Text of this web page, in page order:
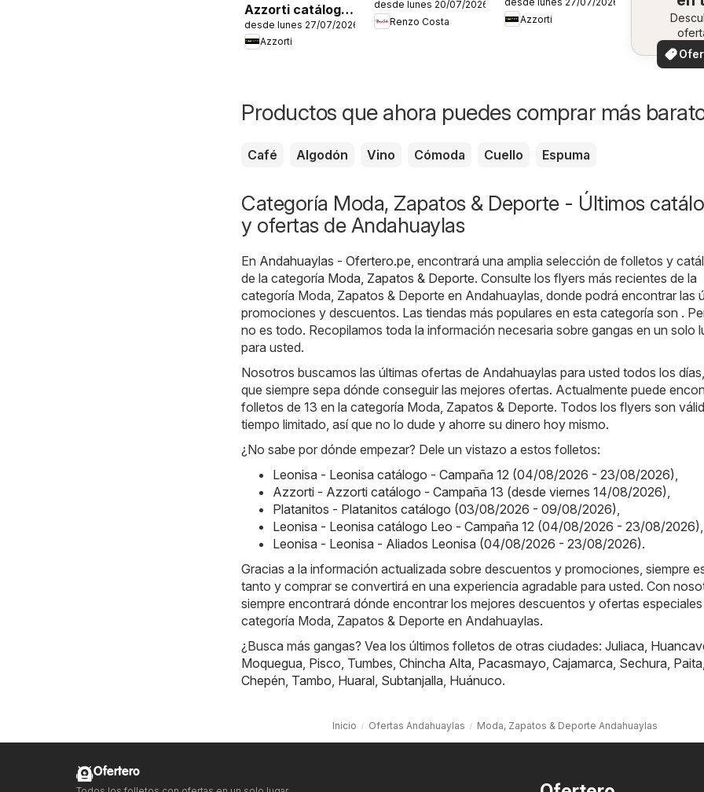
Azzorti catálogo
- Campaña 12
desde lunes 27/07/2026
Azzorti
catálogo
desde lunes 20/07/2026
Renzo Costa
catálogo -
Campaña 12
Azzorti
Productos que ahora puedes comprar más
Café Algodón Vino Cómoda Cuello Espuma
Categoría Moda, Zapatos & Deporte - Últimos
y ofertas de Andahuaylas
En Andahuaylas - Ofertero.pe , encontrará una amplia selección de folletos y
de la categoría Moda, Zapatos & Deporte. Consulte los flyers más recientes de la
categoría Moda, Zapatos & Deporte en Andahuaylas, donde podrá encontrar las
promociones y descuentos. Las tiendas más populares en esta categoría son .
no es todo. Recopilamos toda la información necesaria sobre gangas en un solo
para usted.
Nosotros buscamos las últimas ofertas de Andahuaylas para usted todos los
que siempre sepa dónde conseguir las mejores ofertas. Actualmente puede
folletos de 13 en la categoría Moda, Zapatos & Deporte. Todos los flyers son
tiempo limitado, así que no lo dude y ahorre su dinero hoy mismo.
¿No sabe por dónde empezar? Dele un vistazo a estos folletos:
Leonisa - Leonisa catálogo - Campaña 12 (04/08/2026 - 23/08/2026)
Azzorti - Azzorti catálogo - Campaña 13 (desde viernes 14/08/2026)
Platanitos - Platanitos catálogo (03/08/2026 - 09/08/2026)
Leonisa - Leonisa catálogo Leo - Campaña 12 (04/08/2026 - 23/08/2026)
Leonisa - Leonisa - Aliados Leonisa (04/08/2026 - 23/08/2026).
Gracias a la información actualizada sobre descuentos y promociones, siempre
tanto y comprar se convertirá en una experiencia agradable para usted. Con
siempre encontrará dónde encontrar los mejores descuentos y ofertas especiales
categoría Moda, Zapatos & Deporte en Andahuaylas.
¿Busca más gangas? Vea los últimos folletos de otras ciudades: Juliaca
Moquegua Pisco Tumbes Chincha Alta Pacasmayo Cajamarca Sechura Paita
Chepén Tambo Huaral Subtanjalla Huánuco.
Inicio Ofertas Andahuaylas Moda, Zapatos & Deporte Andahuaylas
Ofertero